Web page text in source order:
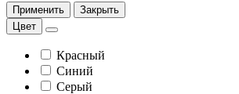
Применить
Закрыть
Цвет
Красный
Синий
Серый